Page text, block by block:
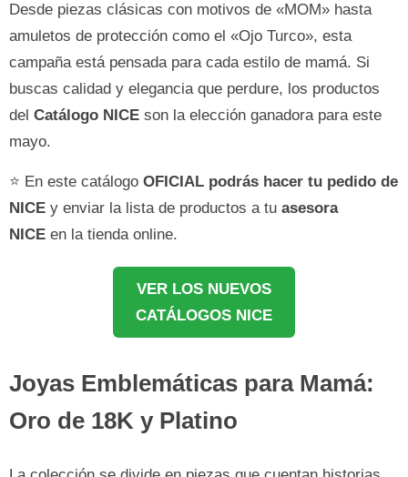
Desde piezas clásicas con motivos de «MOM» hasta
amuletos de protección como el «Ojo Turco», esta
campaña está pensada para cada estilo de mamá. Si
buscas calidad y elegancia que perdure, los productos
del Catálogo NICE son la elección ganadora para este
mayo.
⭐ En este catálogo OFICIAL podrás hacer tu pedido de
NICE y enviar la lista de productos a tu asesora
NICE en la tienda online.
VER LOS NUEVOS
CATÁLOGOS NICE
Joyas Emblemáticas para Mamá:
Oro de 18K y Platino